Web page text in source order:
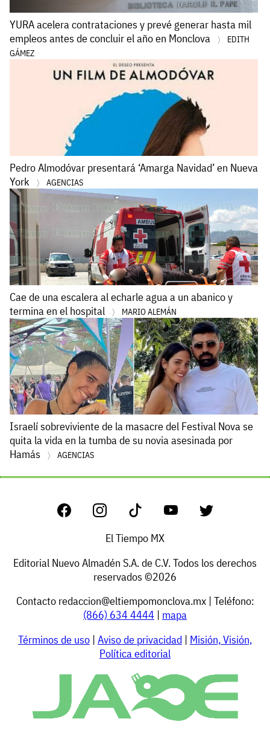
YURA acelera contrataciones y prevé generar hasta mil
empleos antes de concluir el año en Monclova
EDITH
GÁMEZ
Pedro Almodóvar presentará ‘Amarga Navidad’ en Nueva
York
AGENCIAS
Cae de una escalera al echarle agua a un abanico y
termina en el hospital
MARIO ALEMÁN
Israelí sobreviviente de la masacre del Festival Nova se
quita la vida en la tumba de su novia asesinada por
Hamás
AGENCIAS
El Tiempo MX
Editorial Nuevo Almadén S.A. de C.V. Todos los derechos
reservados ©2026
Contacto redaccion@eltiempomonclova.mx| Teléfono:
(866) 634 4444 | mapa
Términos de uso | Aviso de privacidad | Misión, Visión,
Política editorial